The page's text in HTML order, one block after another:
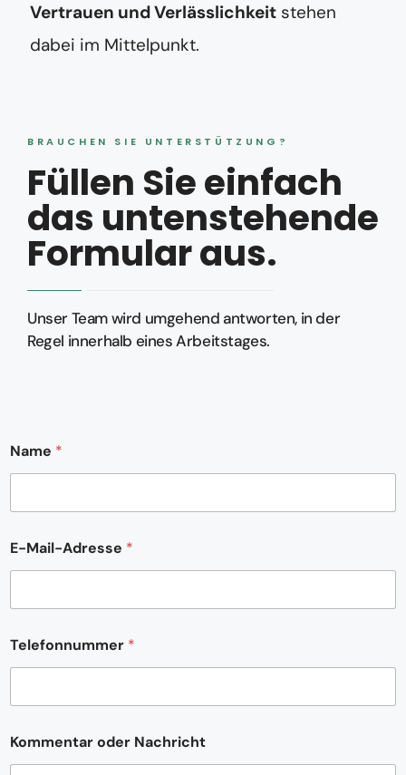
Vertrauen und Verlässlichkeit stehen
dabei im Mittelpunkt.
BRAUCHEN SIE UNTERSTÜTZUNG?
Füllen Sie einfach
das untenstehende
Formular aus.
Unser Team wird umgehend antworten, in der
Regel innerhalb eines Arbeitstages.
Name *
E-Mail-Adresse *
e
l
f
n
n
u
Telefonnummer *
Kommentar oder Nachricht